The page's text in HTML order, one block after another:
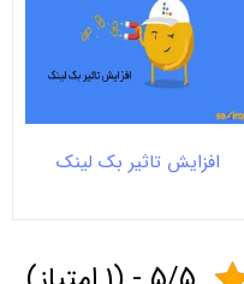
افزایش تاثیر بک لینک